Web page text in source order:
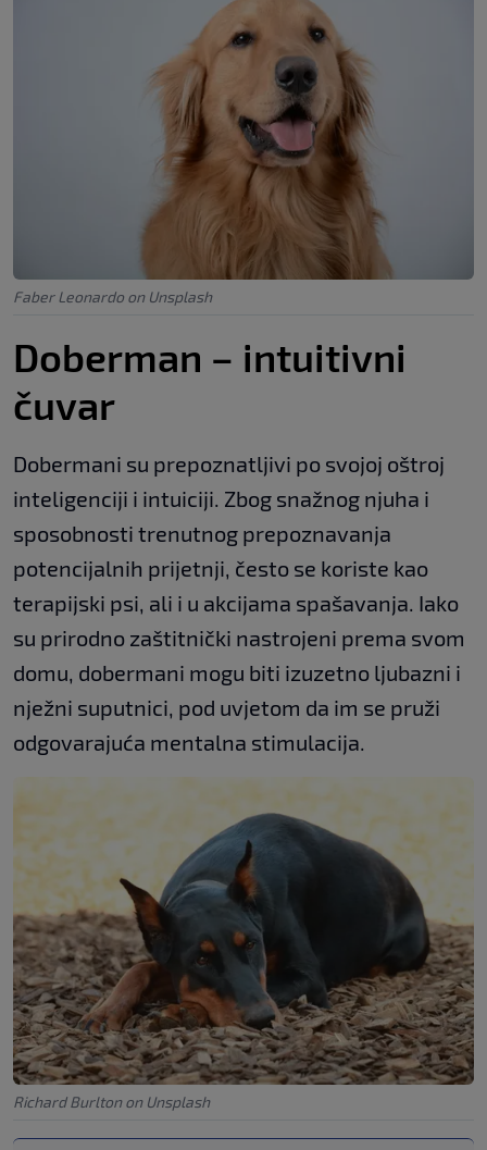
Faber Leonardo on Unsplash
Doberman – intuitivni
čuvar
Dobermani su prepoznatljivi po svojoj oštroj
inteligenciji i intuiciji. Zbog snažnog njuha i
sposobnosti trenutnog prepoznavanja
potencijalnih prijetnji, često se koriste kao
terapijski psi, ali i u akcijama spašavanja. Iako
su prirodno zaštitnički nastrojeni prema svom
domu, dobermani mogu biti izuzetno ljubazni i
nježni suputnici, pod uvjetom da im se pruži
odgovarajuća mentalna stimulacija.
Richard Burlton on Unsplash